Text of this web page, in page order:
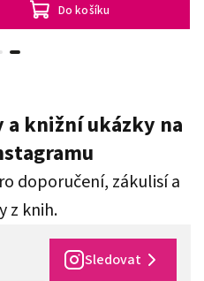
knižní ukázky na
doporučení, zákulisí a
z knih.
Sledovat